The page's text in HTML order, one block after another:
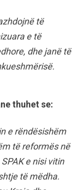
të
e të
dhe janë të
thuhet se:
e rëndësishëm
të reformës në
e nisi vitin
të mëdha.